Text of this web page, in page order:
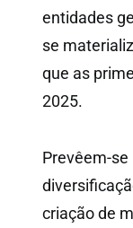
entidades
se
que as
2025.
Prevêem-
criação de